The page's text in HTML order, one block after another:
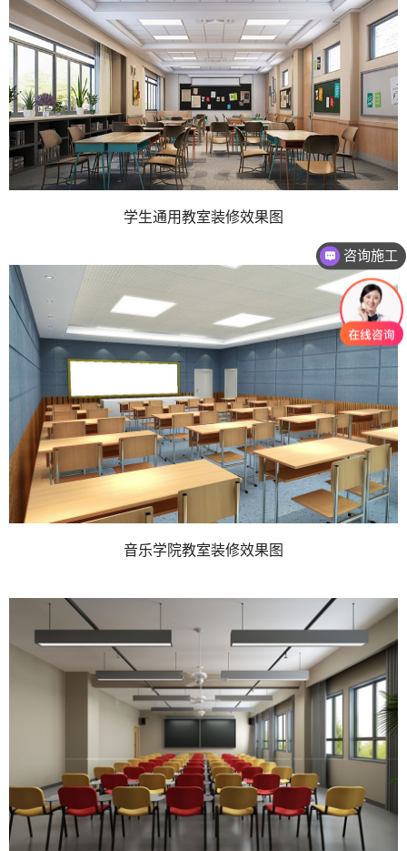
学生通用教室装修效果图
音乐学院教室装修效果图
咨询设计
咨询施工